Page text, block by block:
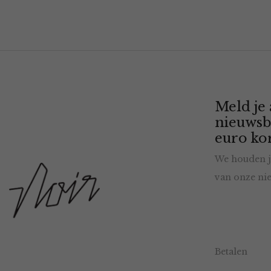
Meld je
euro
We houden
van onze
Betalen